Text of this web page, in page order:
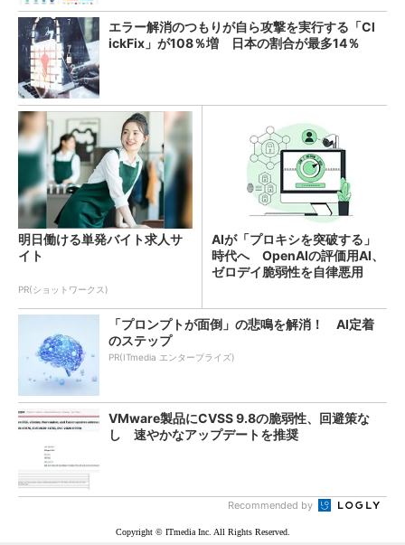
エラー解消のつもりが自ら攻撃を実行する「Cl
ickFix」が108％増 日本の割合が最多14％
明日働ける単発バイト求人サ
イト
PR(ショットワークス)
AIが「プロキシを突破する」
時代へ OpenAIの評価用AI、
ゼロデイ脆弱性を自律悪用
「プロンプトが面倒」の悲鳴を解消！ AI定着
のステップ
PR(ITmedia エンタープライズ)
VMware製品にCVSS 9.8の脆弱性、回避策な
し 速やかなアップデートを推奨
Recommended by
Copyright © ITmedia Inc. All Rights Reserved.